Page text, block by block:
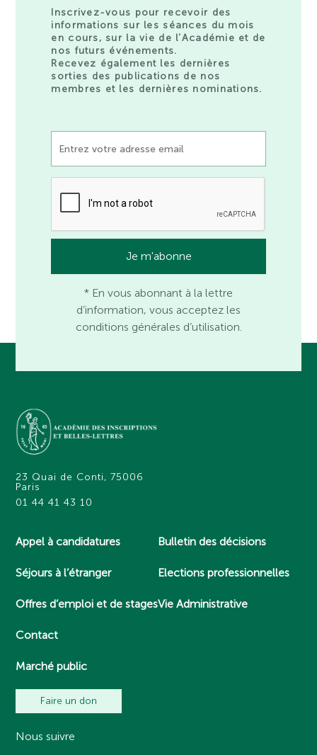
Inscrivez-vous pour recevoir des
informations sur les séances du mois
en cours, sur la vie de l’Académie et de
nos futurs événements.
Recevez également les dernières
sorties des publications de nos
membres et les dernières nominations.
* En vous abonnant à la lettre
d’information, vous acceptez les
conditions générales d’utilisation.
23 Quai de Conti, 75006
Paris
01 44 41 43 10
Appel à candidatures
Séjours à l’étranger
Offres d’emploi et de stages
Contact
Marché public
Bulletin des décisions
Elections professionnelles
Vie Administrative
Faire un don
Nous suivre